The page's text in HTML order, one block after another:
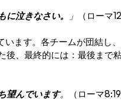
に泣きなさい。 」 （ローマ
ます。各チームが団結し
、最終的には：最後まで
望んでいます。 （ローマ